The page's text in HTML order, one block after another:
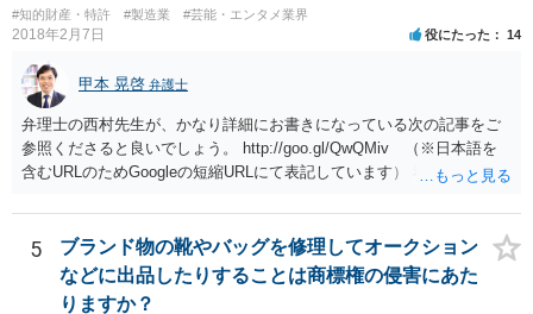
#知的財産・特許 #製造業 #芸能・エンタメ業界
2018年2月7日 役にたった 14
甲本 晃啓 弁護士
弁理士の西村先生が、かなり詳細にお書きになっている次の記事をご
参照くださると良いでしょう。 http://goo.gl/QwQMiv （※日本語を
含むURLのためGoogleの短縮URLにて表記しています） 私も同先生と
とも不正競争防止法上の問題は生じうると思います。
5
ブランド物の靴やバッグを修理してオークション
などに出品したりすることは商標権の侵害にあた
りますか？